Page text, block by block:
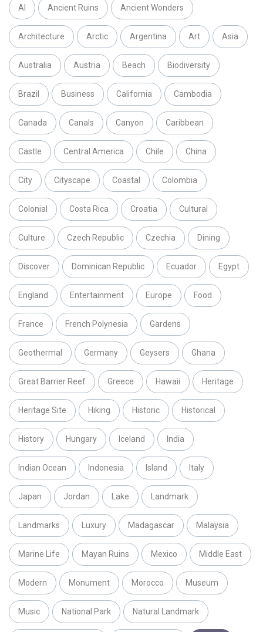
AI Ancient Ruins Ancient Wonders
Architecture Arctic Argentina Art Asia
Australia Austria Beach Biodiversity
Brazil Business California Cambodia
Canada Canals Canyon Caribbean
Castle Central America Chile China
City Cityscape Coastal Colombia
Colonial Costa Rica Croatia Cultural
Culture Czech Republic Czechia Dining
Discover Dominican Republic Ecuador Egypt
England Entertainment Europe Food
France French Polynesia Gardens
Geothermal Germany Geysers Ghana
Great Barrier Reef Greece Hawaii Heritage
Heritage Site Hiking Historic Historical
History Hungary Iceland India
Indian Ocean Indonesia Island Italy
Japan Jordan Lake Landmark
Landmarks Luxury Madagascar Malaysia
Marine Life Mayan Ruins Mexico Middle East
Modern Monument Morocco Museum
Music National Park Natural Landmark